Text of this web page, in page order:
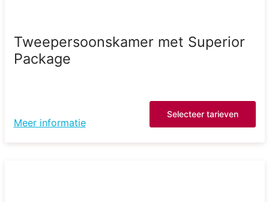
Tweepersoonskamer met Superior
Package
Meer informatie
Selecteer tarieven